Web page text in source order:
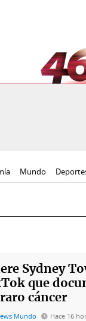
Mundo
Sydney
que
cáncer
Mundo Hace 16